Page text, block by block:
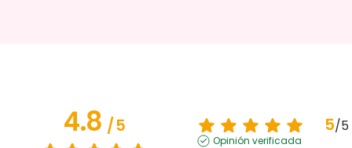
4.8/5 5/5
Opinión verificada